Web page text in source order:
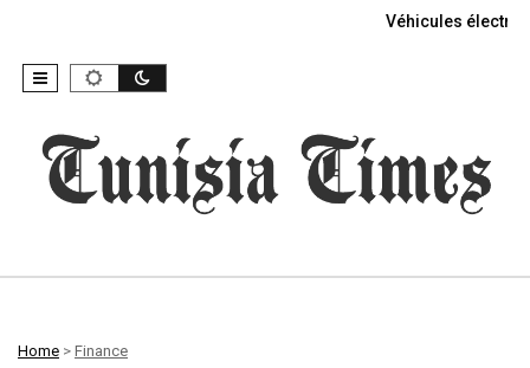
Véhicules
Home > Finance